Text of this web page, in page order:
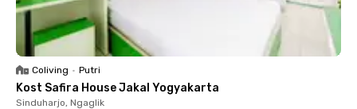
Coliving • Putri
Kost Safira House Jakal Yogyakarta
Sinduharjo, Ngaglik